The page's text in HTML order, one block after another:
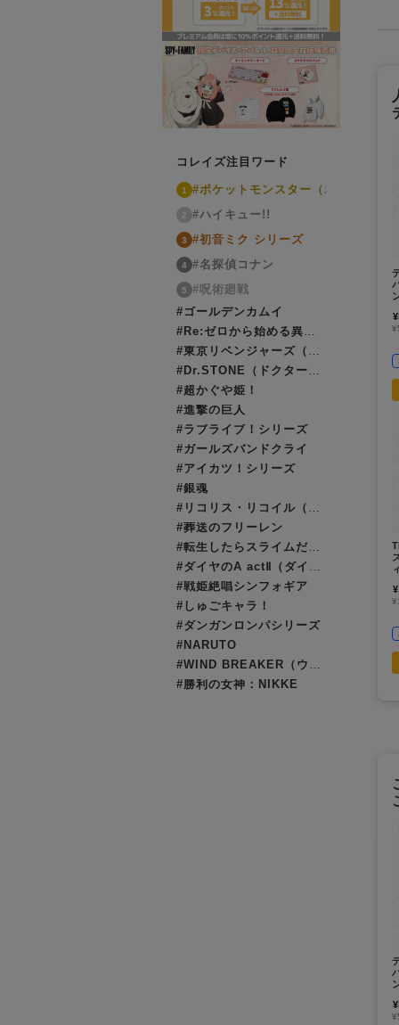
コレイズ注目ワード
1 #ポケットモンスター（ポケモン）
2 #ハイキュー!!
3 #初音ミク シリーズ
4 #名探偵コナン
5
#呪術廻戦
#ゴールデンカムイ
#Re:ゼロから始める異世界生活（リゼロ）
#東京リベンジャーズ（東リベ）
#Dr.STONE（ドクターストーン）
#超かぐや姫！
#進撃の巨人
#ラブライブ！シリーズ
#ガールズバンドクライ
#アイカツ！シリーズ
#銀魂
#リコリス・リコイル（リコリコ）
#葬送のフリーレン
#転生したらスライムだった件（転スラ）
#ダイヤのA actⅡ（ダイヤのエース）
#戦姫絶唱シンフォギア
#しゅごキャラ！
#ダンガンロンパシリーズ
#NARUTO
#WIND BREAKER（ウィンブレ）
#勝利の女神：NIKKE
¥
¥
¥